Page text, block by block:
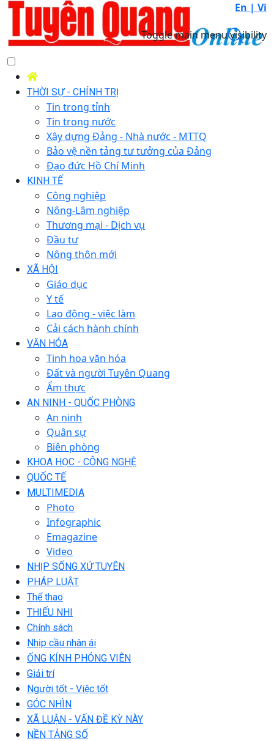
En | Vi
Toggle main menu visibility
THỜI SỰ - CHÍNH TRỊ
Tin trong tỉnh
Tin trong nước
Xây dựng Đảng - Nhà nước - MTTQ
Bảo vệ nền tảng tư tưởng của Đảng
Đạo đức Hồ Chí Minh
KINH TẾ
Công nghiệp
Nông-Lâm nghiệp
Thương mại - Dịch vụ
Đầu tư
Nông thôn mới
XÃ HỘI
Giáo dục
Y tế
Lao động - việc làm
Cải cách hành chính
VĂN HÓA
Tinh hoa văn hóa
Đất và người Tuyên Quang
Ẩm thực
AN NINH - QUỐC PHÒNG
An ninh
Quân sự
Biên phòng
KHOA HỌC - CÔNG NGHỆ
QUỐC TẾ
MULTIMEDIA
Photo
Infographic
Emagazine
Video
NHỊP SỐNG XỨ TUYÊN
PHÁP LUẬT
Thể thao
THIẾU NHI
Chính sách
Nhịp cầu nhân ái
ỐNG KÍNH PHÓNG VIÊN
Giải trí
Người tốt - Việc tốt
GÓC NHÌN
XÃ LUẬN - VẤN ĐỀ KỲ NÀY
NỀN TẢNG SỐ